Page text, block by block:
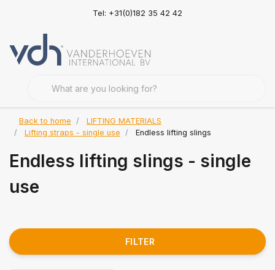
Tel: +31(0)182 35 42 42
Back to home
LIFTING MATERIALS
Lifting straps - single use
Endless lifting slings
Endless lifting slings - single
use
FILTER